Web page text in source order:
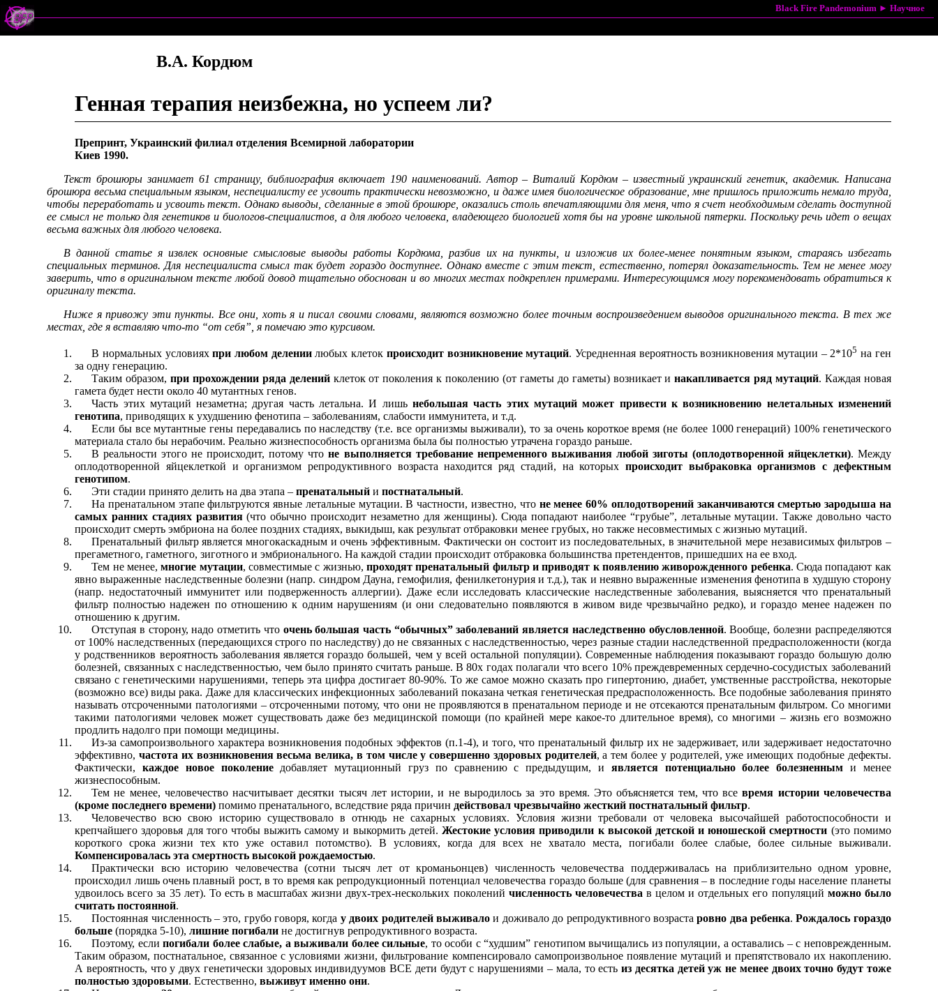
Black Fire Pandemonium ►Научное
В.А. Кордюм
Генная терапия неизбежна, но успеем ли?
Препринт, Украинский филиал отделения Всемирной лаборатории
Киев 1990.
Текст брошюры занимает 61 страницу, библиография включает 190 наименований. Автор – Виталий Кордюм – известный украинский генетик, академик. Написана
брошюра весьма специальным языком, неспециалисту ее усвоить практически невозможно, и даже имея биологическое образование, мне пришлось приложить немало труда,
чтобы переработать и усвоить текст. Однако выводы, сделанные в этой брошюре, оказались столь впечатляющими для меня, что я счет необходимым сделать доступной
ее смысл не только для генетиков и биологов-специалистов, а для любого человека, владеющего биологией хотя бы на уровне школьной пятерки. Поскольку речь идет о вещах
весьма важных для любого человека.
В данной статье я извлек основные смысловые выводы работы Кордюма, разбив их на пункты, и изложив их более-менее понятным языком, стараясь избегать
специальных терминов. Для неспециалиста смысл так будет гораздо доступнее. Однако вместе с этим текст, естественно, потерял доказательность. Тем не менее могу
заверить, что в оригинальном тексте любой довод тщательно обоснован и во многих местах подкреплен примерами. Интересующимся могу порекомендовать обратиться к
оригиналу текста.
Ниже я привожу эти пункты. Все они, хоть я и писал своими словами, являются возможно более точным воспроизведением выводов оригинального текста. В тех же
местах, где я вставляю что-то “от себя”, я помечаю это курсивом.
В нормальных условияхпри любом делениилюбых клеток происходит возникновение мутаций. Усредненная вероятность возникновения мутации – 2*105 на ген
за одну генерацию.
Таким образом, при прохождении ряда деленийклеток от поколения к поколению (от гаметы до гаметы) возникает инакапливается ряд мутаций. Каждая новая
гамета будет нести около 40 мутантных генов.
Часть этих мутаций незаметна; другая часть летальна. И лишь небольшая часть этих мутаций может привести к возникновению нелетальных изменений
генотипа, приводящих к ухудшению фенотипа – заболеваниям, слабости иммунитета, и т.д.
Если бы все мутантные гены передавались по наследству (т.е. все организмы выживали), то за очень короткое время (не более 1000 генераций) 100% генетического
материала стало бы нерабочим. Реально жизнеспособность организма была бы полностью утрачена гораздо раньше.
В реальности этого не происходит, потому чтоне выполняется требование непременного выживания любой зиготы (оплодотворенной яйцеклетки). Между
оплодотворенной яйцеклеткой и организмом репродуктивного возраста находится ряд стадий, на которых происходит выбраковка организмов с дефектным
генотипом.
Эти стадии принято делить на два этапа –пренатальный ипостнатальный.
На пренатальном этапе фильтруются явные летальные мутации. В частности, известно, что не менее 60% оплодотворений заканчиваются смертью зародыша на
самых ранних стадиях развития(что обычно происходит незаметно для женщины). Сюда попадают наиболее “грубые”, летальные мутации. Также довольно часто
происходит смерть эмбриона на более поздних стадиях, выкидыш, как результат отбраковки менее грубых, но также несовместимых с жизнью мутаций.
Пренатальный фильтр является многокаскадным и очень эффективным. Фактически он состоит из последовательных, в значительной мере независимых фильтров –
прегаметного, гаметного, зиготного и эмбрионального. На каждой стадии происходит отбраковка большинства претендентов, пришедших на ее вход.
Тем не менее,многие мутации, совместимые с жизнью, проходят пренатальный фильтр и приводят к появлению живорожденного ребенка. Сюда попадают как
явно выраженные наследственные болезни (напр. синдром Дауна, гемофилия, фенилкетонурия и т.д.), так и неявно выраженные изменения фенотипа в худшую сторону
(напр. недостаточный иммунитет или подверженность аллергии). Даже если исследовать классические наследственные заболевания, выясняется что пренатальный
фильтр полностью надежен по отношению к одним нарушениям (и они следовательно появляются в живом виде чрезвычайно редко), и гораздо менее надежен по
отношению к другим.
Отступая в сторону, надо отметить что очень большая часть “обычных” заболеваний является наследственно обусловленной. Вообще, болезни распределяются
от 100% наследственных (передающихся строго по наследству) до не связанных с наследственностью, через разные стадии наследственной предрасположенности (когда
у родственников вероятность заболевания является гораздо большей, чем у всей остальной популяции). Современные наблюдения показывают гораздо большую долю
болезней, связанных с наследственностью, чем было принято считать раньше. В 80х годах полагали что всего 10% преждевременных сердечно-сосудистых заболеваний
связано с генетическими нарушениями, теперь эта цифра достигает 80-90%. То же самое можно сказать про гипертонию, диабет, умственные расстройства, некоторые
(возможно все) виды рака. Даже для классических инфекционных заболеваний показана четкая генетическая предрасположенность. Все подобные заболевания принято
называть отсроченными патологиями – отсроченными потому, что они не проявляются в пренатальном периоде и не отсекаются пренатальным фильтром. Со многими
такими патологиями человек может существовать даже без медицинской помощи (по крайней мере какое-то длительное время), со многими – жизнь его возможно
продлить надолго при помощи медицины.
Из-за самопроизвольного характера возникновения подобных эффектов (п.1-4), и того, что пренатальный фильтр их не задерживает, или задерживает недостаточно
эффективно, частота их возникновения весьма велика, в том числе у совершенно здоровых родителей, а тем более у родителей, уже имеющих подобные дефекты.
Фактически, каждое новое поколениедобавляет мутационный груз по сравнению с предыдущим, и является потенциально более болезненным и менее
жизнеспособным.
Тем не менее, человечество насчитывает десятки тысяч лет истории, и не выродилось за это время. Это объясняется тем, что всевремя истории человечества
(кроме последнего времени) помимо пренатального, вследствие ряда причиндействовал чрезвычайно жесткий постнатальный фильтр.
Человечество всю свою историю существовало в отнюдь не сахарных условиях. Условия жизни требовали от человека высочайшей работоспособности и
крепчайшего здоровья для того чтобы выжить самому и выкормить детей. Жестокие условия приводили к высокой детской и юношеской смертности (это помимо
короткого срока жизни тех кто уже оставил потомство). В условиях, когда для всех не хватало места, погибали более слабые, более сильные выживали.
Компенсировалась эта смертность высокой рождаемостью.
Практически всю историю человечества (сотни тысяч лет от кроманьонцев) численность человечества поддерживалась на приблизительно одном уровне,
происходил лишь очень плавный рост, в то время как репродукционный потенциал человечества гораздо больше (для сравнения – в последние годы население планеты
удвоилось всего за 35 лет). То есть в масштабах жизни двух-трех-нескольких поколений численность человечествав целом и отдельных его популяций можно было
считать постоянной.
Постоянная численность – это, грубо говоря, когда у двоих родителей выживало и доживало до репродуктивного возрастаровно два ребенка.Рождалось гораздо
больше (порядка 5-10),лишние погибали не достигнув репродуктивного возраста.
Поэтому, еслипогибали более слабые, а выживали более сильные, то особи с “худшим” генотипом вычищались из популяции, а оставались – с неповрежденным.
Таким образом, постнатальное, связанное с условиями жизни, фильтрование компенсировало самопроизвольное появление мутаций и препятствовало их накоплению.
А вероятность, что у двух генетически здоровых индивидуумов ВСЕ дети будут с нарушениями – мала, то естьиз десятка детей уж не менее двоих точно будут тоже
полностью здоровыми. Естественно,выживут именно они.